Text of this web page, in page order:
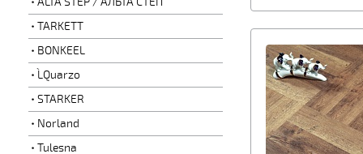
TARKETT
BONKEEL
L`Quarzo
STARKER
Norland
Tulesna